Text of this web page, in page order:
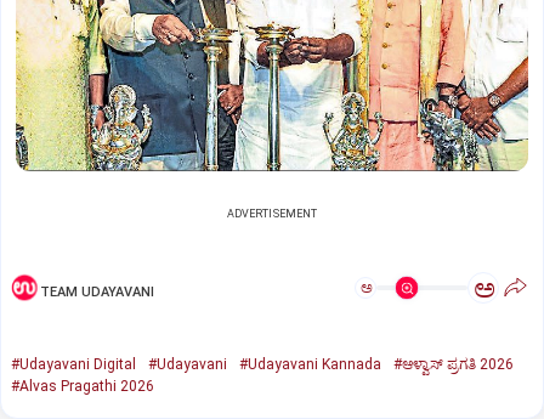
ADVERTISEMENT
TEAM UDAYAVANI ಅ ಅ
#Udayavani Digital #Udayavani #Udayavani Kannada
#ಆಳ್ವಾಸ್‌ ಪ್ರಗತಿ 2026
#Alvas Pragathi 2026